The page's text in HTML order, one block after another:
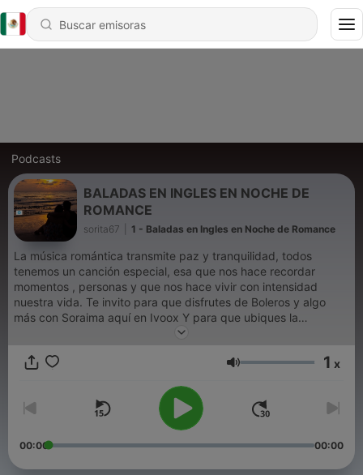
Podcasts
BALADAS EN INGLES EN NOCHE DE
ROMANCE
sorita67 1 - Baladas en Ingles en Noche de Romance
La música romántica transmite paz y tranquilidad, todos
tenemos un canción especial, esa que nos hace recordar
momentos , personas y que nos hace vivir con intensidad
nuestra vida. Te invito para que disfrutes de Boleros y algo
más con Soraima aquí en Ivoox Y para que ubiques la
aplicación en Play Store de SoritaRadio.
Volumen 1 x
00:00 00:00